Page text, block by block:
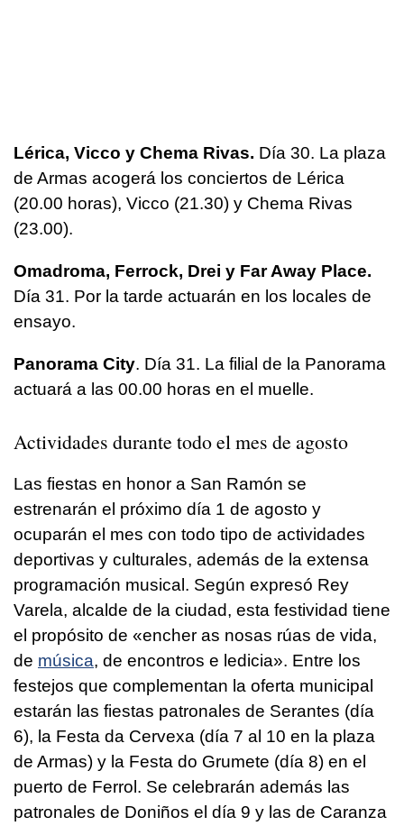
Lérica, Vicco y Chema Rivas. Día 30. La plaza
de Armas acogerá los conciertos de Lérica
(20.00 horas), Vicco (21.30) y Chema Rivas
(23.00).
Omadroma, Ferrock, Drei y Far Away Place.
Día 31. Por la tarde actuarán en los locales de
ensayo.
Panorama City. Día 31. La filial de la Panorama
actuará a las 00.00 horas en el muelle.
Actividades durante todo el mes de agosto
Las fiestas en honor a San Ramón se
estrenarán el próximo día 1 de agosto y
ocuparán el mes con todo tipo de actividades
deportivas y culturales, además de la extensa
programación musical. Según expresó Rey
Varela, alcalde de la ciudad, esta festividad tiene
el propósito de «encher as nosas rúas de vida,
de música, de encontros e ledicia». Entre los
festejos que complementan la oferta municipal
estarán las fiestas patronales de Serantes (día
6), la Festa da Cervexa (día 7 al 10 en la plaza
de Armas) y la Festa do Grumete (día 8) en el
puerto de Ferrol. Se celebrarán además las
patronales de Doniños el día 9 y las de Caranza